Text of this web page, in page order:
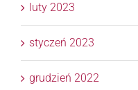
luty 2023
styczeń 2023
grudzień 2022